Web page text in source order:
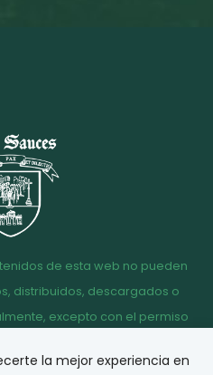
de esta web no pueden
distribuidos, descargados o
excepto con el permiso
Política de Acceso
la mejor experiencia en